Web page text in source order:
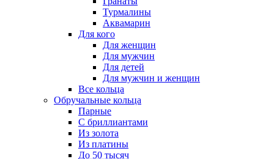
Турмалины
Аквамарин
Для кого
Для женщин
Для мужчин
Для детей
Для мужчин и женщин
Все кольца
Обручальные кольца
Парные
С бриллиантами
Из золота
Из платины
До 50 тысяч